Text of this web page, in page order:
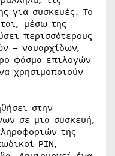
για συσκευές. Το
μέσω της
περισσότερους
– ναυαρχίδων,
φάσμα επιλογών
χρησιμοποιούν
στην
σε μια συσκευή,
της
PIN,